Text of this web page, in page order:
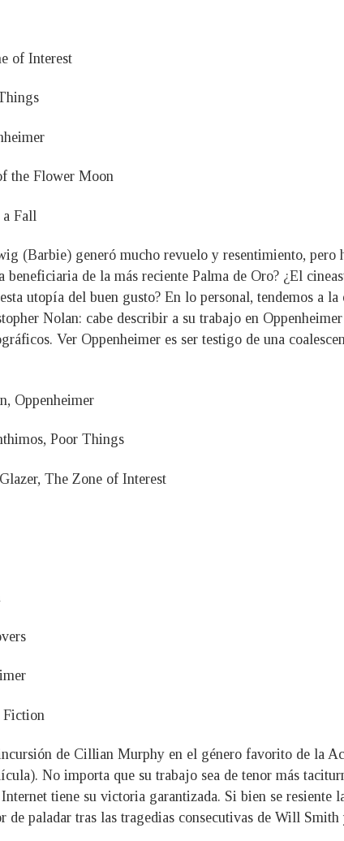
of Interest
the Flower Moon
Fall
(Barbie) generó mucho revuelo y resentimiento,
beneficiaria de la más reciente Palma de Oro? ¿El
utopía del buen gusto? En lo personal, tendemos a
Nolan: cabe describir a su trabajo en
Ver Oppenheimer es ser testigo de una
Oppenheimer
Poor Things
The Zone of Interest
Fiction
de Cillian Murphy en el género favorito de la
No importa que su trabajo sea de tenor más
tiene su victoria garantizada. Si bien se
de paladar tras las tragedias consecutivas de Will Smith